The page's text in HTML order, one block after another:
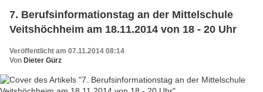
7. Berufsinformationstag an der Mittelschule
Veitshöchheim am 18.11.2014 von 18 - 20 Uhr
Veröffentlicht am 07.11.2014 08:14
Von Dieter Gürz